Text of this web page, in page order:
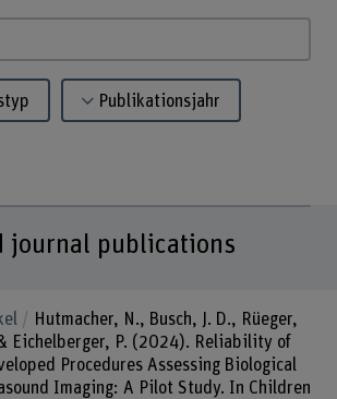
Publikationsjahr
journal publications
Hutmacher, N., Busch, J. D., Rüeger,
Eichelberger, P. (2024). Reliability of
Procedures Assessing Biological
Imaging: A Pilot Study. In Children